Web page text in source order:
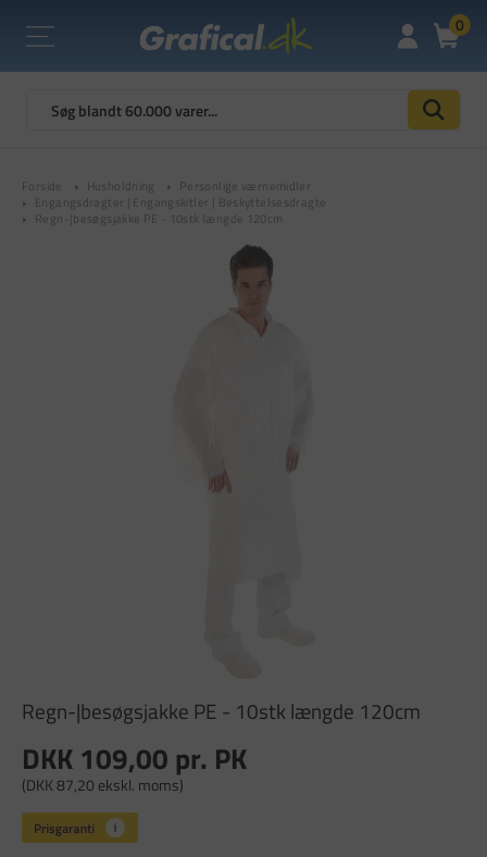
0
Forside Husholdning
Personlige værnemidler
Engangsdragter | Engangskitler | Beskyttelsesdragte
Regn-|besøgsjakke PE - 10stk længde 120cm
Regn-|besøgsjakke PE - 10stk længde 120cm
DKK 109,00 pr. PK
(DKK 87,20 ekskl. moms)